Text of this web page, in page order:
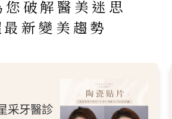
您破解醫美迷思
新變美趨勢
星采牙醫診